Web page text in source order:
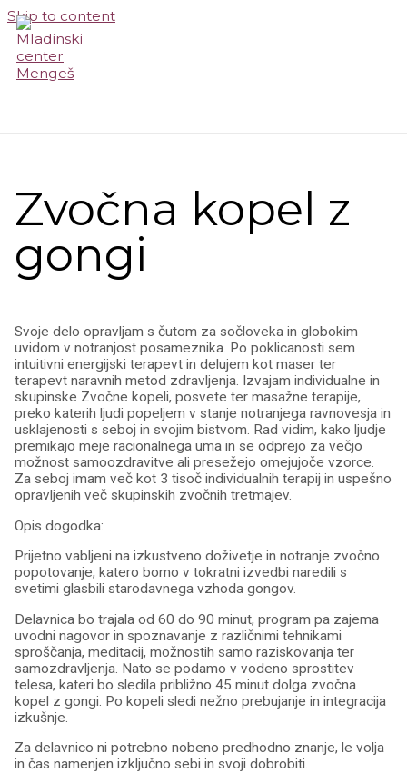
Skip to content
Zvočna kopel z
gongi
Svoje delo opravljam s čutom za sočloveka in globokim
uvidom v notranjost posameznika. Po poklicanosti sem
intuitivni energijski terapevt in delujem kot maser ter
terapevt naravnih metod zdravljenja. Izvajam individualne in
skupinske Zvočne kopeli, posvete ter masažne terapije,
preko katerih ljudi popeljem v stanje notranjega ravnovesja in
usklajenosti s seboj in svojim bistvom. Rad vidim, kako ljudje
premikajo meje racionalnega uma in se odprejo za večjo
možnost samoozdravitve ali presežejo omejujoče vzorce.
Za seboj imam več kot 3 tisoč individualnih terapij in uspešno
opravljenih več skupinskih zvočnih tretmajev.
Opis dogodka:
Prijetno vabljeni na izkustveno doživetje in notranje zvočno
popotovanje, katero bomo v tokratni izvedbi naredili s
svetimi glasbili starodavnega vzhoda gongov.
Delavnica bo trajala od 60 do 90 minut, program pa zajema
uvodni nagovor in spoznavanje z različnimi tehnikami
sproščanja, meditacij, možnostih samo raziskovanja ter
samozdravljenja. Nato se podamo v vodeno sprostitev
telesa, kateri bo sledila približno 45 minut dolga zvočna
kopel z gongi. Po kopeli sledi nežno prebujanje in integracija
izkušnje.
Za delavnico ni potrebno nobeno predhodno znanje, le volja
in čas namenjen izključno sebi in svoji dobrobiti.